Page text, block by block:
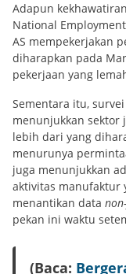
Adapun
National
AS mempekerjakan
diharapkan pada
pekerjaan yang
Sementara itu,
menunjukkan sektor
lebih dari yang
menurunya
juga menunjukkan
aktivitas manufaktur
menantikan data
pekan ini waktu
(Baca: